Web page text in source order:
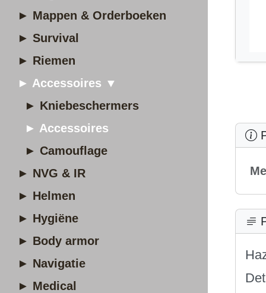
► Mappen & Orderboeken
► Survival
► Riemen
► Accessoires ▼
► Kniebeschermers
► Accessoires
► Camouflage
► NVG & IR
► Helmen
► Hygiëne
► Body armor
► Navigatie
► Medical